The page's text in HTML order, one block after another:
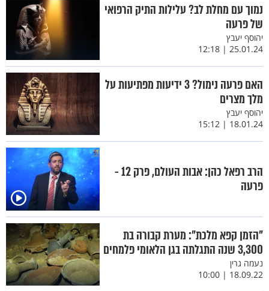
נמוך עם מחלת לב? עלילות התיק הרפואי
של פרעה
יהוסף יעבץ
25.01.24 | 12:18
האם פרעה נימול? 3 ידיעות מפתיעות על
מלך מצרים
יהוסף יעבץ
18.01.24 | 15:12
הרב רפאל כהן: אבות העולם, פרק 12 -
פרעה
"הזמן קפא מלכת": מערת קבורה בת
3,300 שנה התגלתה בגן הלאומי פלמחים
נעמה גרין
18.09.22 | 10:00